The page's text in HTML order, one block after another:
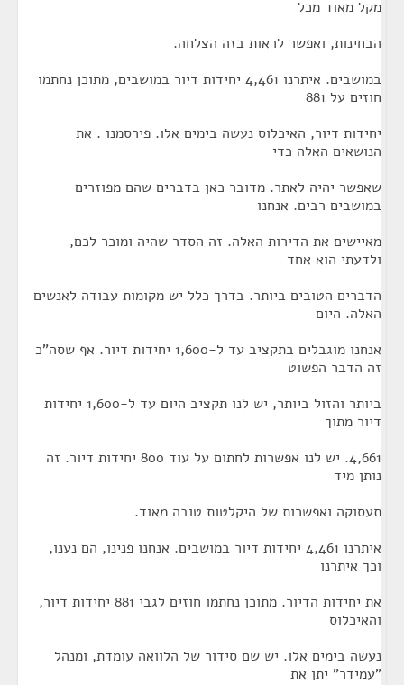
מקל מאוד מכל
הבחינות, ואפשר לראות בזה הצלחה.
במושבים. איתרנו 4,461 יחידות דיור במושבים, מתוכן נחתמו
חוזים על 881
יחידות דיור, האיכלוס נעשה בימים אלו. פירסמנו . את
הנושאים האלה כדי
שאפשר יהיה לאתר. מדובר כאן בדברים שהם מפוזרים
במושבים רבים. אנחנו
מאיישים את הדירות האלה. זה הסדר שהיה ומוכר לכם,
ולדעתי הוא אחד
הדברים הטובים ביותר. בדרך כלל יש מקומות עבודה לאנשים
האלה. היום
אנחנו מוגבלים בתקציב עד ל-1,600 יחידות דיור. אף שסה"כ
זה הדבר הפשוט
ביותר והזול ביותר, יש לנו תקציב היום עד ל-1,600 יחידות
דיור מתוך
4,661. יש לנו אפשרות לחתום על עוד 800 יחידות דיור. זה
נותן מיד
תעסוקה ואפשרות של היקלטות טובה מאוד.
איתרנו 4,461 יחידות דיור במושבים. אנחנו פנינו, הם נענו,
וכך איתרנו
את יחידות הדיור. מתוכן נחתמו חוזים לגבי 881 יחידות דיור,
והאיכלוס
נעשה בימים אלו. יש שם סידור של הלוואה עומדת, ומנהל
"עמידר" יתן את